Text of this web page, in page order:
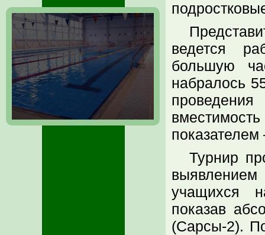
ведется
большую
набралось
Турнир
учащихся
показав
(Сарсы-2).